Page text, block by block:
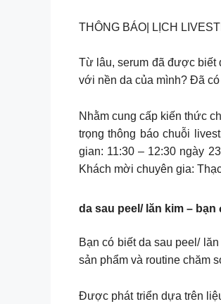
THÔNG BÁO| LỊCH
Từ lâu, serum đã được biết
với nền da của mình? Đã
Nhằm cung cấp kiến thức
trọng thông báo chuỗi
gian: 11:30 – 12:30 ngày
Khách mời chuyên gia:
da sau peel/ lăn kim –
Bạn có biết da sau peel/
sản phẩm và routine chăm
Được phát triển dựa trên